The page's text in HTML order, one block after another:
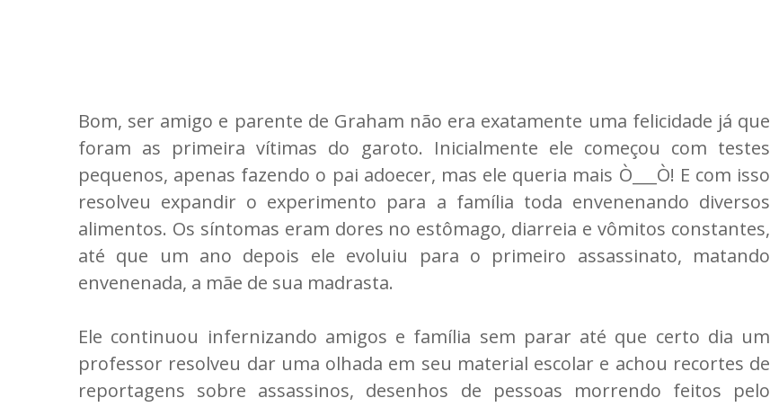
Bom, ser amigo e parente de Graham não era exatamente uma felicidade já que
foram as primeira vítimas do garoto. Inicialmente ele começou com testes
pequenos, apenas fazendo o pai adoecer, mas ele queria mais Ò___Ò! E com isso
resolveu expandir o experimento para a família toda envenenando diversos
alimentos. Os síntomas eram dores no estômago, diarreia e vômitos constantes,
até que um ano depois ele evoluiu para o primeiro assassinato, matando
envenenada, a mãe de sua madrasta.
Ele continuou infernizando amigos e família sem parar até que certo dia um
professor resolveu dar uma olhada em seu material escolar e achou recortes de
reportagens sobre assassinos, desenhos de pessoas morrendo feitos pelo